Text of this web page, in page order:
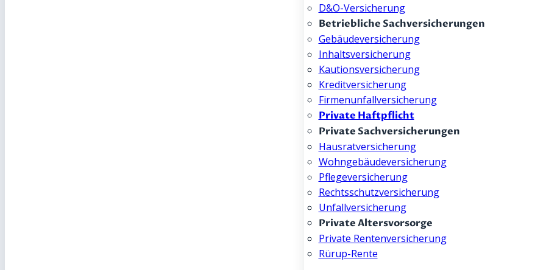
D&O-Versicherung
Betriebliche Sachversicherungen
Gebäude­­versicherung
Inhalts­­versicherung
Kautions­­versicherung
Kredit­­versicherung
Firmenunfall­­versicherung
Private Haftpflicht
Private Sachversicherungen
Hausrat­­versicherung
Wohngebäude­­versicherung
Pflege­­versicherung
Rechtsschutz­­versicherung
Unfallversicherung
Private Altersvorsorge
Private Rentenversicherung
Rürup-Rente